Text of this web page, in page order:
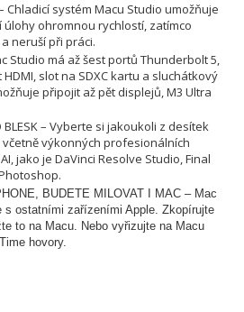
– Chladicí systém Macu Studio umožňuje
ohromnou rychlostí, zatímco
neruší při práci.
Studio má až šest portů Thunderbolt 5,
slot na SDXC kartu a sluchátkový
připojit až pět displejů, M3 Ultra
BLESK – Vyberte si jakoukoli z desítek
výkonných profesionálních
jako je DaVinci Resolve Studio, Final
BUDETE MILOVAT I MAC – Mac
s ostatními zařízeními Apple. Zkopírujte
to na Macu. Nebo vyřizujte na Macu
hovory.